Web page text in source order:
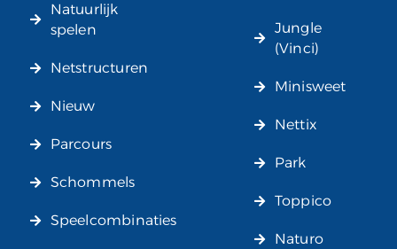
Natuurlijk
spelen
Netstructuren
Nieuw
Parcours
Schommels
Speelcombinaties
Jungle
(Vinci)
Minisweet
Nettix
Park
Toppico
Naturo